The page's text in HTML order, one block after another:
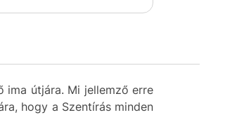
ima útjára. Mi jellemző erre
hogy a Szentírás minden